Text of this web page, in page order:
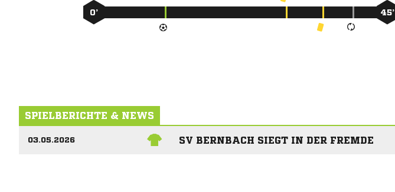
0’ 45’
SPIELBERICHTE & NEWS
03.05.2026 SV BERNBACH SIEGT IN DER FREMDE